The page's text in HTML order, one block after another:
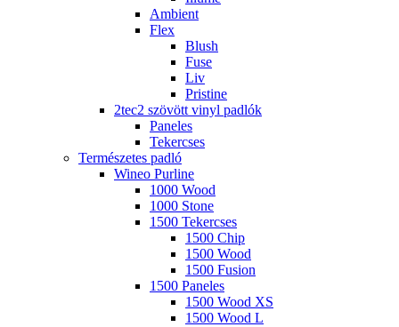
Ambient
Flex
Blush
Fuse
Liv
Pristine
2tec2 szövött vinyl padlók
Paneles
Tekercses
Természetes padló
Wineo Purline
1000 Wood
1000 Stone
1500 Tekercses
1500 Chip
1500 Wood
1500 Fusion
1500 Paneles
1500 Wood XS
1500 Wood L